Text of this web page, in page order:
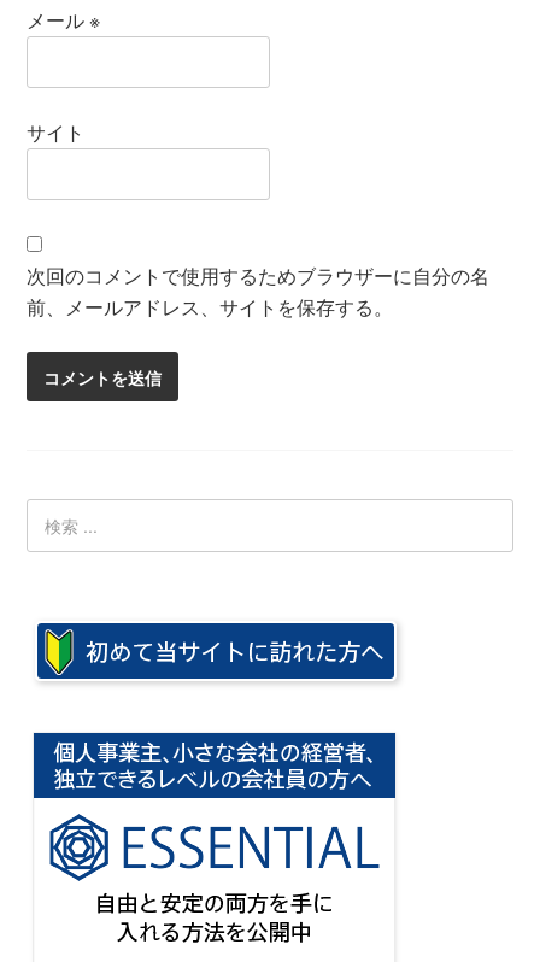
メール※
サイト
次回のコメントで使用するためブラウザーに自分の名
前、メールアドレス、サイトを保存する。